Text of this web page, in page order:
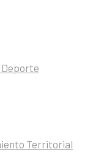
Deporte
Territorial